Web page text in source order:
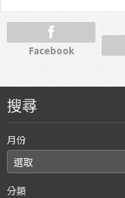
Facebook
搜尋
月份
分類